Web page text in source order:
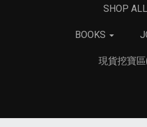
SHOP ALL
BOOKS
現貨挖寶